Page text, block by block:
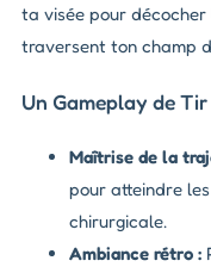
ta visée pour
traversent ton champ
Un Gameplay de
Maîtrise de la
pour atteindre
chirurgicale.
Ambiance rétro :